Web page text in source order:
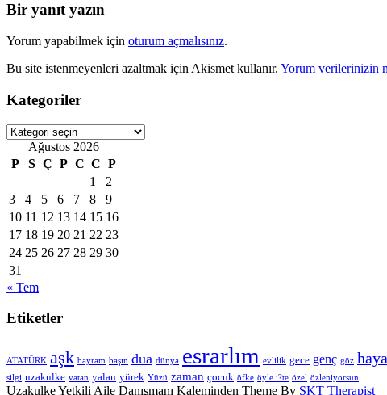
Bir yanıt yazın
Yorum yapabilmek için oturum açmalısınız.
Bu site istenmeyenleri azaltmak için Akismet kullanır. Yorum verilerinizin
Kategoriler
Kategoriler
Ağustos 2026
P
S Ç P C C P
1
2
3
4 5 6 7 8
9
10 11 12 13 14 15 16
17 18 19 20 21 22 23
24 25 26 27 28 29 30
31
« Tem
Etiketler
ATATÜRK aşk bayram başın dua dünya esrarlım evlilik gece genç göz
silgi uzakulke vatan yalan yürek Yüzü zaman çocuk öfke öyle i?te özel özleniyorsun
Uzakulke Yetkili Aile Danışmanı Kaleminden Theme By SKT Therapist